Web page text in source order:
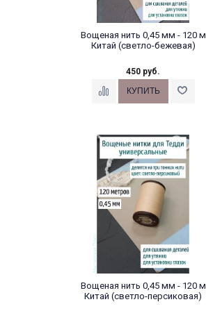
Вощеная нить 0,45 мм - 120 м
Китай (светло-бежевая)
450 руб.
Вощеная нить 0,45 мм - 120 м
Китай (светло-персиковая)